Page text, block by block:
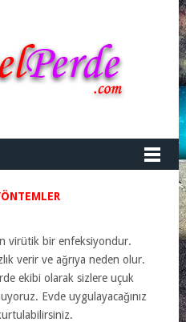
virütik bir enfeksiyondur.
verir ve ağrıya neden olur.
ekibi olarak sizlere uçuk
Evde uygulayacağınız